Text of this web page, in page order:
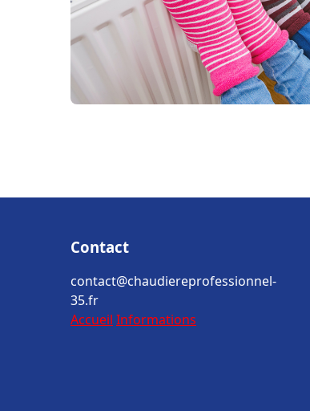
Contact
contact@chaudiereprofessionnel-
35.fr
Accueil Informations